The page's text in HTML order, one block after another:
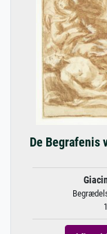
De Begrafenis